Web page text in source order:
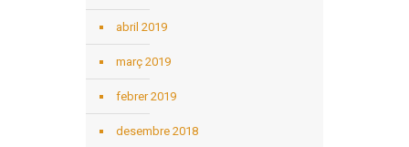
abril 2019
març 2019
febrer 2019
desembre 2018